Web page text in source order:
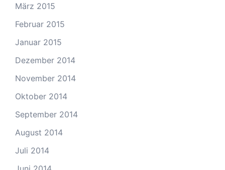
März 2015
Februar 2015
Januar 2015
Dezember 2014
November 2014
Oktober 2014
September 2014
August 2014
Juli 2014